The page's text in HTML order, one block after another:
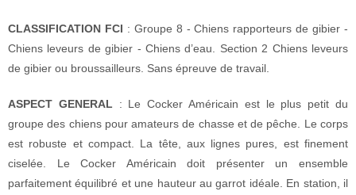
CLASSIFICATION FCI : Groupe 8 - Chiens rapporteurs de gibier -
Chiens leveurs de gibier - Chiens d’eau. Section 2 Chiens leveurs
de gibier ou broussailleurs. Sans épreuve de travail.
ASPECT GENERAL : Le Cocker Américain est le plus petit du
groupe des chiens pour amateurs de chasse et de pêche. Le corps
est robuste et compact. La tête, aux lignes pures, est finement
ciselée. Le Cocker Américain doit présenter un ensemble
parfaitement équilibré et une hauteur au garrot idéale. En station, il